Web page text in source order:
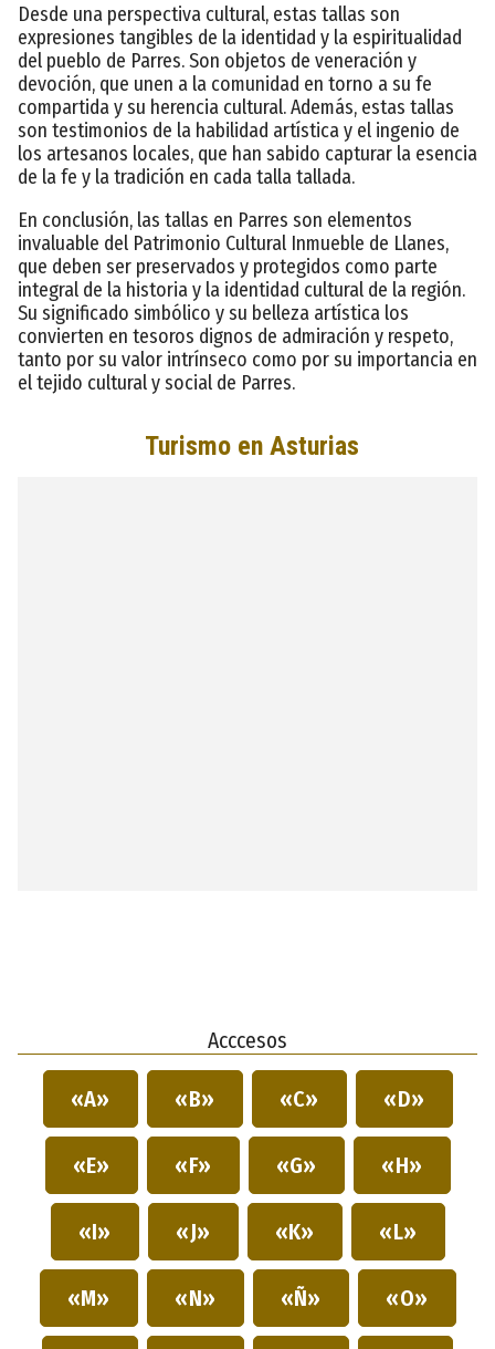
Desde una perspectiva cultural, estas tallas son
expresiones tangibles de la identidad y la espiritualidad
del pueblo de Parres. Son objetos de veneración y
devoción, que unen a la comunidad en torno a su fe
compartida y su herencia cultural. Además, estas tallas
son testimonios de la habilidad artística y el ingenio de
los artesanos locales, que han sabido capturar la esencia
de la fe y la tradición en cada talla tallada.
En conclusión, las tallas en Parres son elementos
invaluable del Patrimonio Cultural Inmueble de Llanes,
que deben ser preservados y protegidos como parte
integral de la historia y la identidad cultural de la región.
Su significado simbólico y su belleza artística los
convierten en tesoros dignos de admiración y respeto,
tanto por su valor intrínseco como por su importancia en
el tejido cultural y social de Parres.
Acccesos
«A» «B» «C» «D»
«E» «F» «G» «H»
«I» «J» «K» «L»
«M» «N» «Ñ» «O»